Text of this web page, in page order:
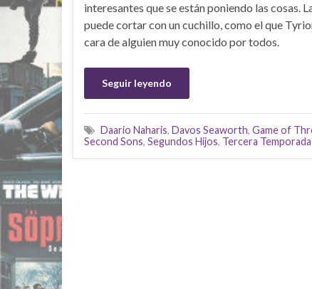
interesantes que se están poniendo las cosas.
puede cortar con un cuchillo, como el que
cara de alguien muy conocido por todos.
Seguir leyendo
Daario Naharis, Davos Seaworth, Game of
Second Sons, Segundos Hijos, Tercera Temporada